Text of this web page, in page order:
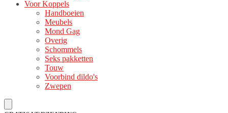
Voor Koppels
Handboeien
Meubels
Mond Gag
Overig
Schommels
Seks pakketten
Touw
Voorbind dildo's
Zwepen